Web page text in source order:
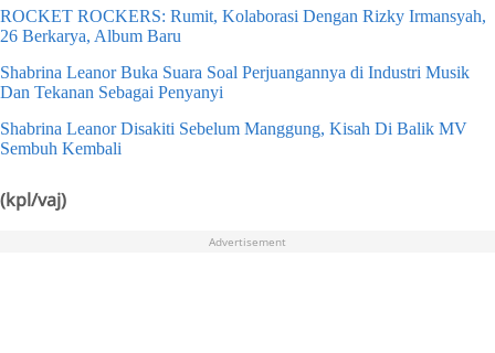
ROCKET ROCKERS: Rumit, Kolaborasi Dengan Rizky Irmansyah,
26 Berkarya, Album Baru
Shabrina Leanor Buka Suara Soal Perjuangannya di Industri Musik
Dan Tekanan Sebagai Penyanyi
Shabrina Leanor Disakiti Sebelum Manggung, Kisah Di Balik MV
Sembuh Kembali
(kpl/vaj)
Advertisement